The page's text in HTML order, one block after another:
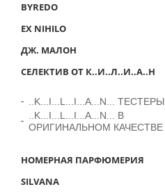
BYREDO
EX NIHILO
ДЖ. МАЛОН
СЕЛЕКТИВ ОТ К..И..Л..И..А..Н
..K...I...L...I...A...N... ТЕСТЕРЫ
..K...I...L...I...A...N... В
ОРИГИНАЛЬНОМ КАЧЕСТВЕ
НОМЕРНАЯ ПАРФЮМЕРИЯ
SILVANA